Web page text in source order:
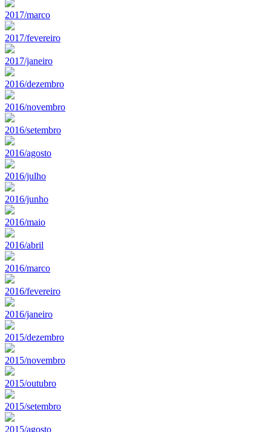
2017/marco
2017/fevereiro
2017/janeiro
2016/dezembro
2016/novembro
2016/setembro
2016/agosto
2016/julho
2016/junho
2016/maio
2016/abril
2016/marco
2016/fevereiro
2016/janeiro
2015/dezembro
2015/novembro
2015/outubro
2015/setembro
2015/agosto